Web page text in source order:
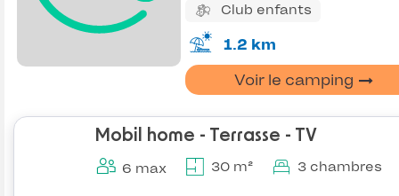
Club enfants
1.2 km
Voir le camping
Mobil home - Terrasse - TV
6 max 30 m² 3 chambres